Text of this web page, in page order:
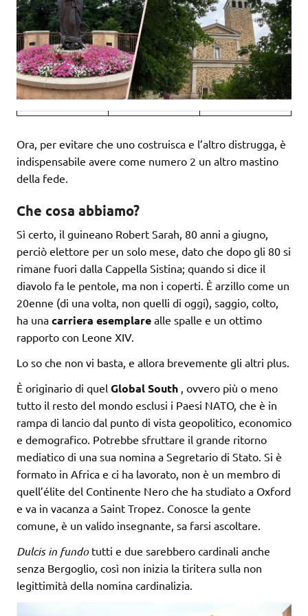
Ora, per evitare che uno costruisca e l’altro distrugga, è
indispensabile avere come numero 2 un altro mastino
della fede.
Che cosa abbiamo?
Sì certo, il guineano Robert Sarah, 80 anni a giugno,
perciò elettore per un solo mese, dato che dopo gli 80 si
rimane fuori dalla Cappella Sistina; quando si dice il
diavolo fa le pentole, ma non i coperti. È arzillo come un
20enne (di una volta, non quelli di oggi), saggio, colto,
ha una carriera esemplare alle spalle e un ottimo
rapporto con Leone XIV.
Lo so che non vi basta, e allora brevemente gli altri plus.
È originario di quel Global South , ovvero più o meno
tutto il resto del mondo esclusi i Paesi NATO, che è in
rampa di lancio dal punto di vista geopolitico, economico
e demografico. Potrebbe sfruttare il grande ritorno
mediatico di una sua nomina a Segretario di Stato. Si è
formato in Africa e ci ha lavorato, non è un membro di
quell’élite del Continente Nero che ha studiato a Oxford
e va in vacanza a Saint Tropez. Conosce la gente
comune, è un valido insegnante, sa farsi ascoltare.
Dulcis in fundotutti e due sarebbero cardinali anche
senza Bergoglio, così non inizia la tiritera sulla non
legittimità della nomina cardinalizia.